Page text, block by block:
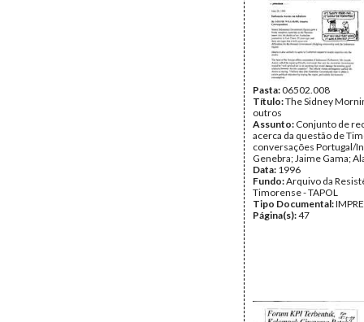
Pasta:06502.008
Título:The Sidney
outros
Assunto: Conjunto de
acerca da questão de
conversações Portugal/
Genebra; Jaime Gama;
Data: 1996
Fundo:Arquivo da
Timorense - TAPOL
Tipo Documental:
Página(s):47